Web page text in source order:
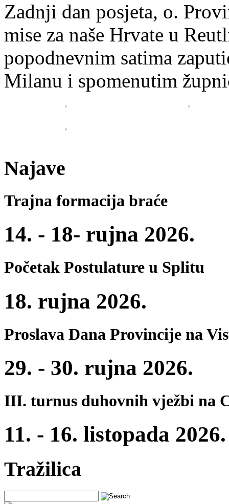
Zadnji dan posjeta, o.
mise za naše Hrvate u
popodnevnim satima
Milanu i spomenutim
Najave
Trajna formacija braće
14. - 18- rujna 2026.
Početak Postulature u Splitu
18. rujna 2026.
Proslava Dana Provincije na
29. - 30. rujna 2026.
III. turnus duhovnih vježbi na
11. - 16. listopada 2026.
Tražilica